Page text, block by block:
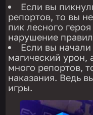
Если вы
репортов, то вы
пик лесного
нарушение
Если вы
магический урон,
много репортов,
наказания. Ведь
игры.